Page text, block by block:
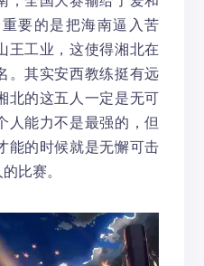
要的是把海南逼入苦
王工业，这使得湘北在
。其实安西教练挺有远
北的这五人一定是无可
人能力不是最强的，但
能的时候就是无懈可击
比赛。